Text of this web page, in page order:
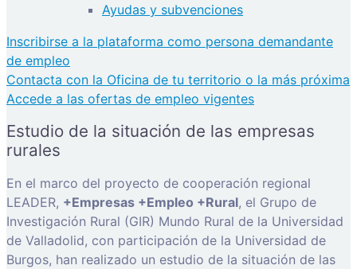
Ayudas y subvenciones
Inscribirse a la plataforma como persona demandante
de empleo
Contacta con la Oficina de tu territorio o la más próxima
Accede a las ofertas de empleo vigentes
Estudio de la situación de las empresas
rurales
En el marco del proyecto de cooperación regional
LEADER, +Empresas +Empleo +Rural, el Grupo de
Investigación Rural (GIR) Mundo Rural de la Universidad
de Valladolid, con participación de la Universidad de
Burgos, han realizado un estudio de la situación de las